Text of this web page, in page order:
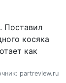
Поставил
косяка
как
partreview.ru